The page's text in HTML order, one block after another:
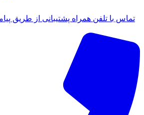
تماس با تلفن همراه پشتیبانی از طریق